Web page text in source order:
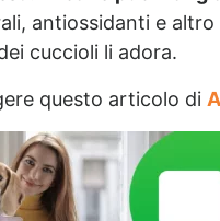
antiossidanti e
cuccioli li adora.
questo articolo di